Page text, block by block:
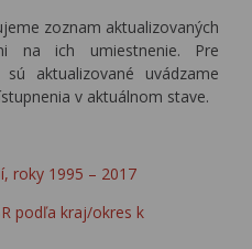
zoznam aktualizovaných
na ich umiestnenie. Pre
aktualizované uvádzame
v aktuálnom stave.
roky 1995 – 2017
podľa kraj/okres k